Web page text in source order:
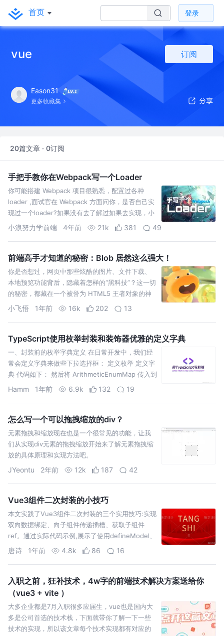
首页 登录
vue 订阅
Eason31
更多收藏集
20篇文章 · 0订阅
手把手教你在Webpack写一个Loader
你可能搭建 Webpack 项目很熟悉，配置过各种
loader ,面试官在 Webpack 方面问你，是否自己实
现过一个loader?如果没有去了解过如果去实现，小
浪来教你写一个简单loader!
小浪努力学前端 4年前 21k 381 49
前端高手才知道的秘密：Blob 居然这么强大！
你是否想过，网页中那些炫酷的图片、文件下载、
本地预览功能背后，隐藏着怎样的“黑科技”？这一切
的秘密，都藏在一个被誉为 HTML5 王者对象的神
器——Blob 之中。
小飞悟 1年前 16k 202 13
TypeScript使用枚举封装和装饰器优雅的定义字典
一、封装前的枚举字典定义 在日常开发中，我们经
常会定义字典来做些下拉选择框： 定义枚举 定义字
典 代码如下： 然后将 ArithmeticEnumMap 传入到
下拉组件中去循环遍历出选项。 二、定义枚
Hamm 1年前 6.9k 132 19
怎么写一个可以拖拽缩放的div？
元素拖拽和缩放现在也是一个很常见的功能，让我
们从实现div元素的拖拽缩放开始来了解元素拖拽缩
放的具体原理和实现方法吧。
JYeontu 2年前 12k 187 42
Vue3组件二次封装的小技巧
本文实践了Vue3组件二次封装的三个实用技巧:实现
双向数据绑定、向子组件传递插槽、获取子组件
ref。通过实际代码示例,展示了使用defineModel、
h函数和Proxy等新特性来简化和优化组件封装过
唐诗 1年前 4.8k 86 16
入职之前，狂补技术，4w字的前端技术解决方案送给你
（vue3 + vite ）
大多企业都是7月入职很多应届生，vue也是国内大
多是公司首选的技术栈，下面就带你了解一下一些
技术的实现，所以该文章每个技术实现都有对应的